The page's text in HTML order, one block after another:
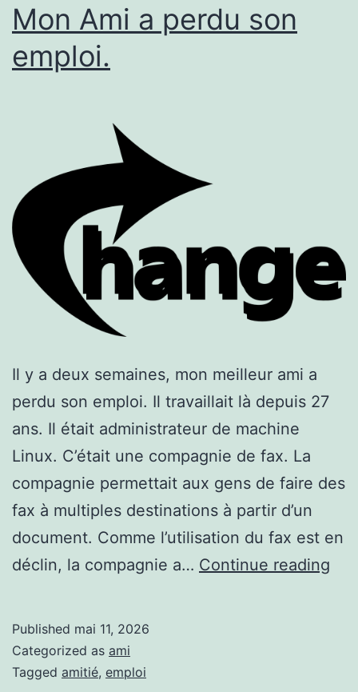
Mon Ami a perdu son
emploi.
Il y a deux semaines, mon meilleur ami a
perdu son emploi. Il travaillait là depuis 27
ans. Il était administrateur de machine
Linux. C’était une compagnie de fax. La
compagnie permettait aux gens de faire des
fax à multiples destinations à partir d’un
document. Comme l’utilisation du fax est en
déclin, la compagnie a… Continue reading
Published mai 11, 2026
Categorized as ami
Tagged amitié, emploi